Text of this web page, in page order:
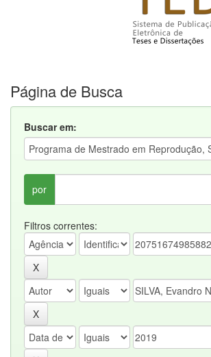
Página de Busca
Buscar em:
por
Filtros correntes: